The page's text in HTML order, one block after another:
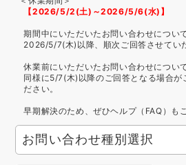
【2026/5/2(土)～2026/5/6(水)】
期間中にいただいたお問い合わせについて
2026/5/7(木)以降、順次ご回答させてい
休業前にいただいたお問い合わせについて
同様に5/7(木)以降のご回答となる場合が
ださい。
早期解決のため、ぜひヘルプ（FAQ）も